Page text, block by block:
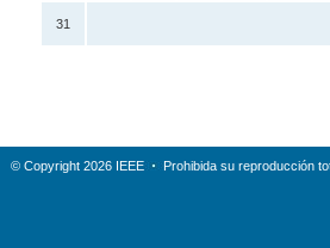
31
© Copyright 2026 IEEE Prohibida su reproducción